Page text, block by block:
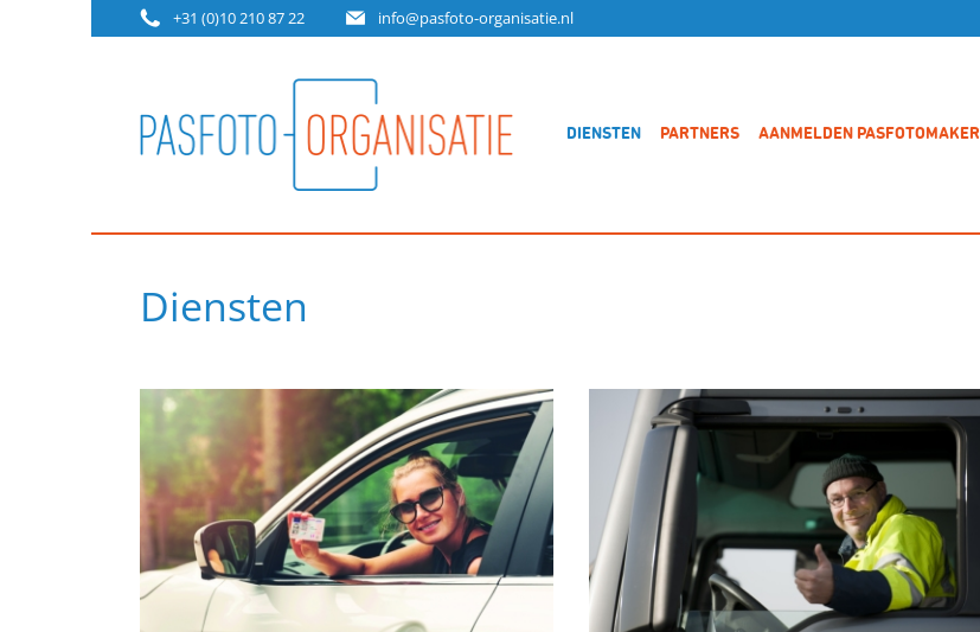
+31 (0)10 210 87 22 info@pasfoto-organisatie.nl
DIENSTEN PARTNERS AANMELDEN PASFOTOMAKER
Diensten